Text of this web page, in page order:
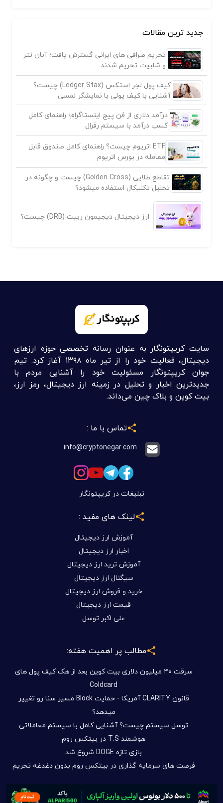
جدید ترین مقالات
تحریم صرافی های ایرانی گسترش یافت؛ آبان تتر
و شلبیت تحریم شدند
کیف پول لجر استکس (Ledger Stax) چیست؟
آشنایی با کیف پولی با نمایشگر لمسی
درآمد دلاری از فن پیج اینستاگرام؛ راهنمای کامل
کسب درآمد با سیستم رفرال
ETF اتریوم چیست؟ راهنمای کامل صندوق قابل
معامله در بورس اتریوم
تقاطع طلایی (Golden Cross) چیست و چگونه در
تحلیل تکنیکال استفاده میشود؟
ارز دیجیتال دیجیمون ربیت (DRB) چیست؟
سایت کریپتونگار به عنوان رسانه تخصصی حوزه ارزهای
دیجیتال، فعالیت خود را از تیر ماه ۱۳۹۸ آغاز کرد. تیم
جوان کریپتونگار مسئولیت خود را آشنایی مردم با
جدیدترین اخبار و تحلیل در زمینه ارز دیجیتال، رمز ارز،
بیت کوین و بلاک چین می‌داند.
تماس با ما :
info@cryptonegar.com
تبلیغات در کریپتونگار
لینک های مفید :
آموزش ارز دیجیتال
اخبار ارز دیجیتال
آموزش ترید ارز دیجیتال
سیگنال ارز دیجیتال
خرید و فروش ارز دیجیتال
قیمت ارز دیجیتال
علی اکبر توسل
مطالب پر اهمیت هفته:
سرقت ۴۰ میلیون دلاری بیت کوین بعد از هک کیف پول های
Coldcard
قانون CLARITY آمریکا - حمایت Block مسیر سنا رو تغییر
میدهد؟
توسل سیستم چیست؟ آشنایی کامل با سیستم معاملاتی
هوشمند T.S در بیتکس روم
بازی تازه DOGE شروع شد
فرصت های سرمایه گذاری در بیتکس روم بدون دغدغه تحریم